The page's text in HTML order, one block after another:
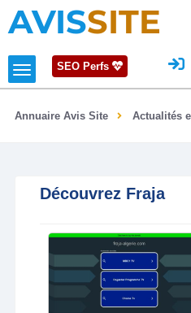
AVISSITE
SEO Perfs
Annuaire Avis Site Actualités
Découvrez Fraja